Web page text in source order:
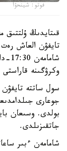
فوتو: شينحۋا
قىتايدىڭ ۇلتتىق
تايفۋن العاش
وكرۋگىنە
سول ساتتە
بولدى. وسىعان
جاتقىزىلدى.